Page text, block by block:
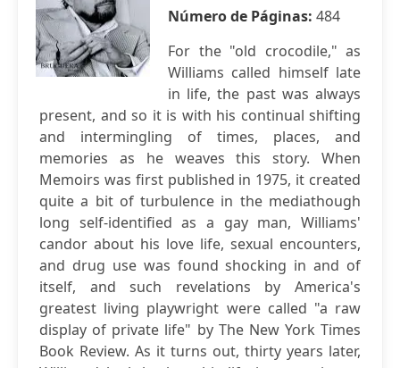
Número de Páginas: 484
For the "old crocodile," as
Williams called himself late
in life, the past was always
present, and so it is with his continual shifting
and intermingling of times, places, and
memories as he weaves this story. When
Memoirs was first published in 1975, it created
quite a bit of turbulence in the mediathough
long self-identified as a gay man, Williams'
candor about his love life, sexual encounters,
and drug use was found shocking in and of
itself, and such revelations by America's
greatest living playwright were called "a raw
display of private life" by The New York Times
Book Review. As it turns out, thirty years later,